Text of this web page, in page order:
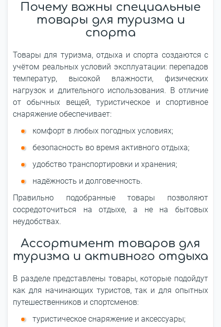
Почему важны специальные
товары для туризма и
спорта
Товары для туризма, отдыха и спорта создаются с
учётом реальных условий эксплуатации: перепадов
температур, высокой влажности, физических
нагрузок и длительного использования. В отличие
от обычных вещей, туристическое и спортивное
снаряжение обеспечивает:
комфорт в любых погодных условиях;
безопасность во время активного отдыха;
удобство транспортировки и хранения;
надёжность и долговечность.
Правильно подобранные товары позволяют
сосредоточиться на отдыхе, а не на бытовых
неудобствах.
Ассортимент товаров для
туризма и активного отдыха
В разделе представлены товары, которые подойдут
как для начинающих туристов, так и для опытных
путешественников и спортсменов:
туристическое снаряжение и аксессуары;